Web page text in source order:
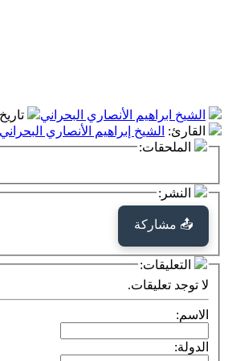
الشيخ ابراهيم الأنصاري البحراني
القارئ: الشيخ إبراهيم الأنصاري البحراني
الملحقات:
النشر:
📤 مشاركة
التعليقات:
لا توجد تعليقات.
الاسم:
الدولة: